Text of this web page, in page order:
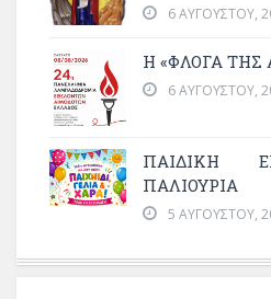
6 ΑΥΓΟΎΣΤΟΥ,
Η «ΦΛΌΓΑ
6 ΑΥΓΟΎΣΤΟΥ,
ΠΑΙΔΙΚΗ
ΠΑΛΙΟΥΡΙΑ
5 ΑΥΓΟΎΣΤΟΥ,